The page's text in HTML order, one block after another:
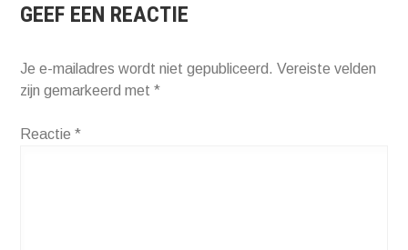
GEEF EEN REACTIE
Je e-mailadres wordt niet gepubliceerd. Vereiste velden
zijn gemarkeerd met*
Reactie*